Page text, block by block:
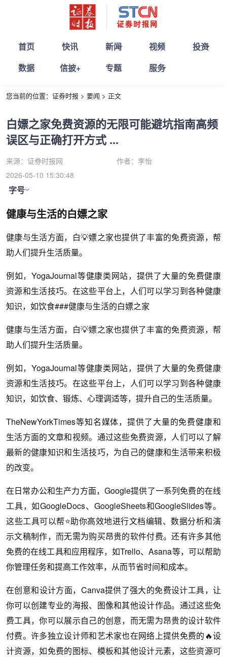
首页 快讯 新闻 视频
投资
数据
信披+ 专题 服务
您当前的位置： 证券时报 > 要闻 > 正文
白嫖之家免费资源的无限可能避坑指南高频
误区与正确打开方式 ...
来源： 证券时报网 作者： 李怡
2026-05-10 15:30:48
字号
健康与生活的白嫖之家
健康与生活方面，白💡嫖之家也提供了丰富的免费资源，帮
助人们提升生活质量。
例如，YogaJournal等健康类网站，提供了大量的免费健康
资源和生活技巧。在这些平台上，人们可以学习到各种健康
知识，如饮食###健康与生活的白嫖之家
健康与生活方面，白💡嫖之家也提供了丰富的免费资源，帮
助人们提升生活质量。
例如，YogaJournal等健康类网站，提供了大量的免费健康
资源和生活技巧。在这些平台上，人们可以学习到各种健康
知识，如饮食、锻炼、心理调适等，提升自己的生活质量。
TheNewYorkTimes等知名媒体，提供了大量的免费健康和
生活方面的文章和视频。通过这些免费资源，人们可以了解
最新的健康知识和生活技巧，为自己的健康和生活带来积极
的改变。
在日常办公和生产力方面，Google提供了一系列免费的在线
工具，如GoogleDocs、GoogleSheets和GoogleSlides等。
这些工具可以帮⭐助你高效地进行文档编辑、数据分析和演
示文稿制作，而无需为购买昂贵的软件付费。还有许多其他
免费的在线工具和应用程序，如Trello、Asana等，可以帮助
你管理任务和提高工作效率，从而节省时间和成本。
在创意和设计方面，Canva提供了强大的免费设计工具，让
你可以创建专业的海报、图像和其他设计作品。通过这些免
费工具，你可以展示自己的创意，而无需为昂贵的设计软件
付费。许多独立设计师和艺术家也在网络上提供免费的🔥设
计资源，如免费的图标、模板和其他设计元素，这些资源可